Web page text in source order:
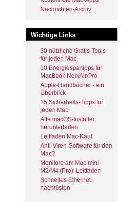
Nachrichten-Archiv
Wichtige Links
30 nützliche Gratis-Tools
für jeden Mac
10 Energiespartipps für
MacBook Neo/Air/Pro
Apple-Handbücher - ein
Überblick
15 Sicherheits-Tipps für
jeden Mac
Alte macOS-Installer
herunterladen
Leitfaden Mac-Kauf
Anti-Viren-Software für den
Mac?
Monitore am Mac mini
M2/M4 (Pro): Leitfaden
Schnelles Ethernet
nachrüsten